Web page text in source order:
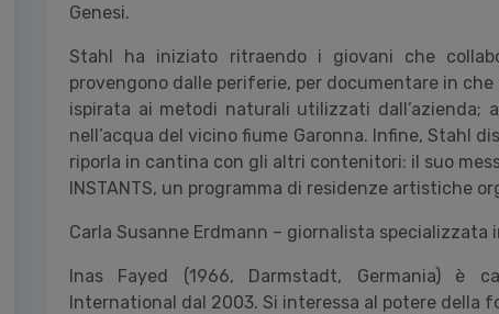
Genesi.
Stahl ha iniziato ritraendo i giovani che
provengono dalle periferie, per documentare in che
ispirata ai metodi naturali utilizzati dall’azienda;
nell’acqua del vicino fiume Garonna. Infine, Stahl
riporla in cantina con gli altri contenitori: il suo
INSTANTS, un programma di residenze artistiche
Carla Susanne Erdmann – giornalista
Inas Fayed (1966, Darmstadt, Germania) è
International dal 2003. Si interessa al potere della